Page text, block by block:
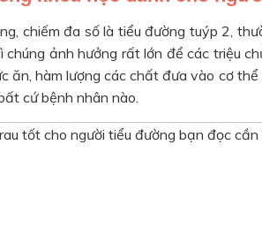
chiếm đa số là tiểu đường tuýp 2,
ảnh hưởng rất lớn để các triệu
ăn, hàm lượng các chất đưa vào cơ
cứ bệnh nhân nào.